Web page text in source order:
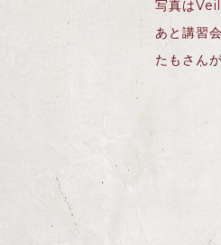
写真は
あと講習
たもさん